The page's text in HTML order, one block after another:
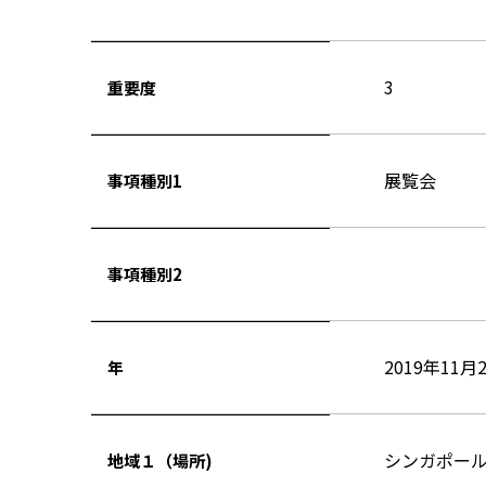
重要度 3
事項種別1 展覧会
事項種別2
年 2019年11月
地域１（場所) シンガポール